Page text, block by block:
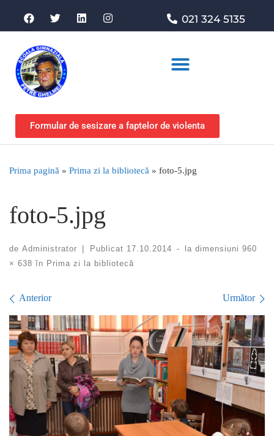
021 324 5135
Formular de sesizare a faptelor de violenta
Prima pagină » Prima zi la bibliotecă » foto-5.jpg
foto-5.jpg
de Administrator | Publicat 17.10.2014 - la dimensiuni 960
× 638 în Prima zi la bibliotecă
Navigare în imagini
Anterior Următor